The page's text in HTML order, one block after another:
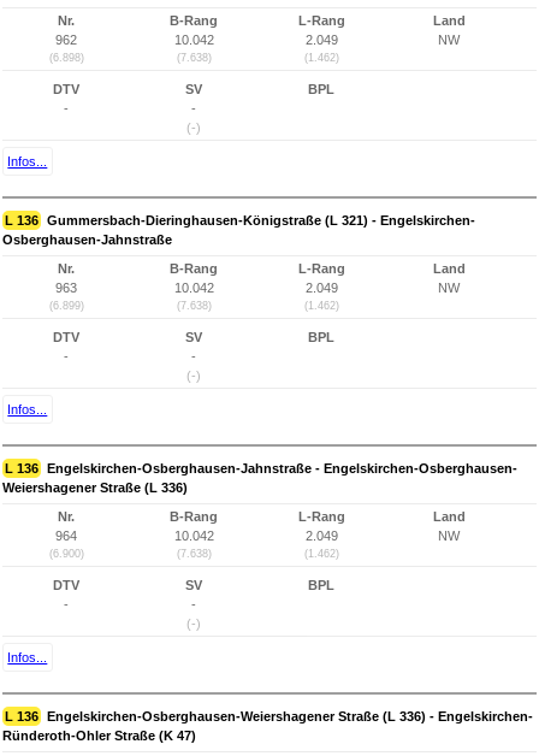
Nr.
962
(6.898)
B-Rang
10.042
(7.638)
L-Rang
2.049
(1.462)
Land
NW
DTV
-
SV
-
(-)
BPL
Infos...
L 136 Gummersbach-Dieringhausen-Königstraße (L 321) - Engelskirchen-
Osberghausen-Jahnstraße
Nr.
963
(6.899)
B-Rang
10.042
(7.638)
L-Rang
2.049
(1.462)
Land
NW
DTV
-
SV
-
(-)
BPL
Infos...
L 136 Engelskirchen-Osberghausen-Jahnstraße - Engelskirchen-Osberghausen-
Weiershagener Straße (L 336)
Nr.
964
(6.900)
B-Rang
10.042
(7.638)
L-Rang
2.049
(1.462)
Land
NW
DTV
-
SV
-
(-)
BPL
Infos...
L 136 Engelskirchen-Osberghausen-Weiershagener Straße (L 336) - Engelskirchen-
Ründeroth-Ohler Straße (K 47)